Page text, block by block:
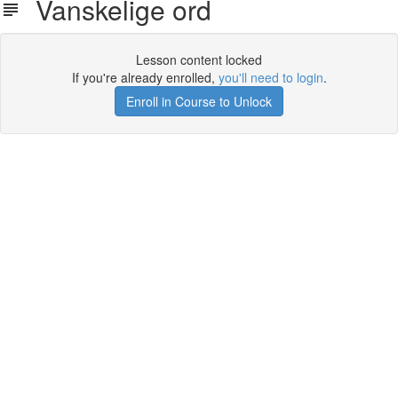
Vanskelige ord
Lesson content locked
If you're already enrolled, you'll need to login.
Enroll in Course to Unlock